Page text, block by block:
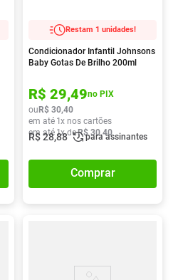
Restam 1 unidades!
Condicionador Infantil Johnsons
Baby Gotas De Brilho 200ml
R$ 29,49no PIX
ouR$ 30,40
em até 1x nos cartões
em até 1x deR$ 30,40
R$28,88 para assinantes
Comprar